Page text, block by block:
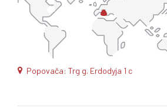
Popovača: Trg g. Erdodyja 1 c